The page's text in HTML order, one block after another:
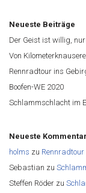
Neueste Beiträge
Der Geist ist willig,
Von
Rennradtour ins
Boofen-WE 2020
Schlammschlacht im
Neueste
holms zu
Sebastian zu
Steffen Röder zu